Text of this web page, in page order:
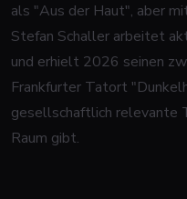
als "Aus der Haut", aber
Stefan Schaller arbeitet
und erhielt 2026 seinen
Frankfurter Tatort
gesellschaftlich relevante
Raum gibt.